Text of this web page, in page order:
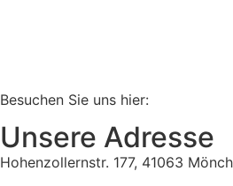
Besuchen Sie uns hier:
Unsere Adresse
Hohenzollernstr. 177, 41063